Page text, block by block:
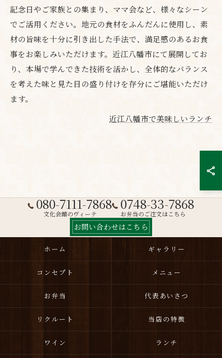
記念日やご家族との集まり、ママ会など、様々なシーン
でご活用ください。地元の食材をふんだんに使用し、素
材の旨味を十分に引き出した手法で、満足感のあるお食
事をお楽しみいただけます。近江八幡市にて展開してお
り、本場で学んできた技術を活かし、全体的なバランス
を考えた味と見た目の盛り付けを存分にご堪能いただけ
ます。
近江八幡市で美味しいランチ
080-7111-7868
文化会館のヴィーテ
0748-33-7868
お弁当のご注文はこちら
お問い合わせはこちら
ホーム ギャラリー
コンセプト メニュー
お弁当 代表あいさつ
リクルート 当店の特徴
ワイン ランチ